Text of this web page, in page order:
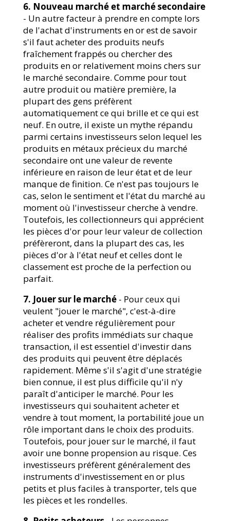
6. Nouveau marché et marché secondaire
- Un autre facteur à prendre en compte lors
de l'achat d'instruments en or est de savoir
s'il faut acheter des produits neufs
fraîchement frappés ou chercher des
produits en or relativement moins chers sur
le marché secondaire. Comme pour tout
autre produit ou matière première, la
plupart des gens préfèrent
automatiquement ce qui brille et ce qui est
neuf. En outre, il existe un mythe répandu
parmi certains investisseurs selon lequel les
produits en métaux précieux du marché
secondaire ont une valeur de revente
inférieure en raison de leur état et de leur
manque de finition. Ce n'est pas toujours le
cas, selon le sentiment et l'état du marché au
moment où l'investisseur cherche à vendre.
Toutefois, les collectionneurs qui apprécient
les pièces d'or pour leur valeur de collection
préfèreront, dans la plupart des cas, les
pièces d'or à l'état neuf et celles dont le
classement est proche de la perfection ou
parfait.
7. Jouer sur le marché- Pour ceux qui
veulent "jouer le marché", c'est-à-dire
acheter et vendre régulièrement pour
réaliser des profits immédiats sur chaque
transaction, il est essentiel d'investir dans
des produits qui peuvent être déplacés
rapidement. Même s'il s'agit d'une stratégie
bien connue, il est plus difficile qu'il n'y
paraît d'anticiper le marché. Pour les
investisseurs qui souhaitent acheter et
vendre à tout moment, la portabilité joue un
rôle important dans le choix des produits.
Toutefois, pour jouer sur le marché, il faut
avoir une bonne propension au risque. Ces
investisseurs préfèrent généralement des
instruments d'investissement en or plus
petits et plus faciles à transporter, tels que
les pièces et les rondelles.